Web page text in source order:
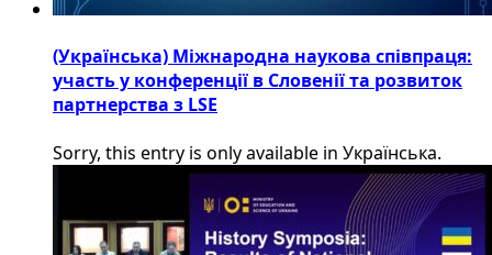
(Українська) Міжнародна наукова співпраця:
участь у конференції в Словенії та розвиток
партнерства з LSE
Sorry, this entry is only available in Українська.